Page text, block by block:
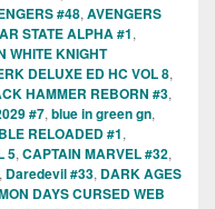
#48, AVENGERS
STATE ALPHA #1,
WHITE KNIGHT
DELUXE ED HC VOL 8,
HAMMER REBORN #3,
#7, blue in green gn,
RELOADED #1,
5, CAPTAIN MARVEL #32,
, Daredevil #33, DARK AGES
DAYS CURSED WEB